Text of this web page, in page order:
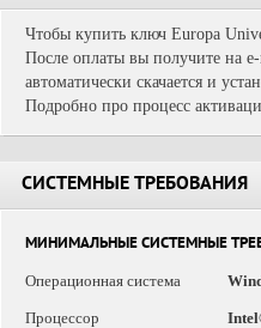
Чтобы купить ключ Europa
После оплаты вы получите на
автоматически скачается и
Подробно про процесс
СИСТЕМНЫЕ ТРЕБОВАНИЯ
МИНИМАЛЬНЫЕ СИСТЕМНЫЕ
Операционная система
Процессор